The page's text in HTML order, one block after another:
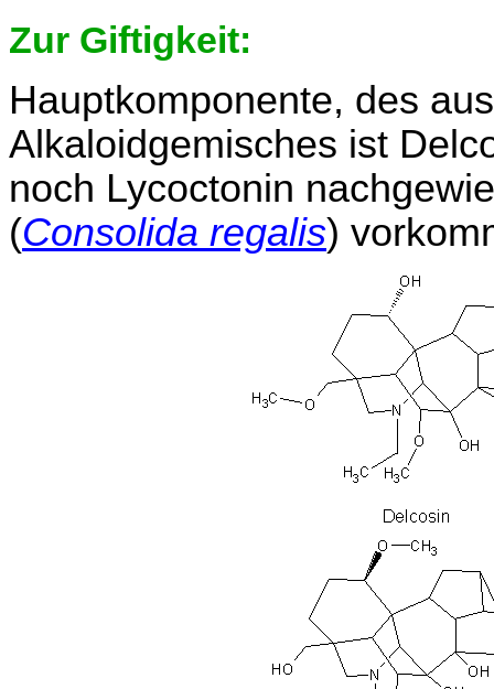
Zur Giftigkeit:
Hauptkomponente, des
Alkaloidgemisches ist
noch Lycoctonin
(Consolida regalis)